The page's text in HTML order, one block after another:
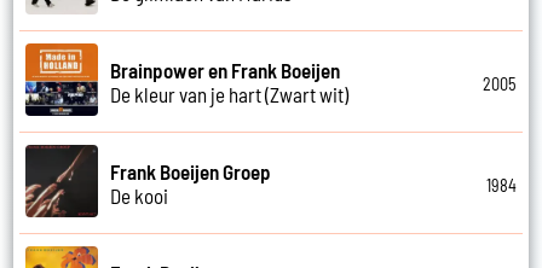
Brainpower en Frank Boeijen
De kleur van je hart (Zwart wit)
2005
Frank Boeijen Groep
De kooi
1984